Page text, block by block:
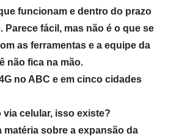
funcionam e dentro do prazo
Parece fácil, mas não é o que se
as ferramentas e a equipe da
não fica na mão.
no ABC e em cinco cidades
via celular, isso existe?
matéria sobre a expansão da